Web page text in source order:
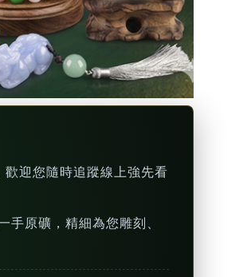
歡迎您隨時追蹤線上強先看
原礦，精細為您雕刻、